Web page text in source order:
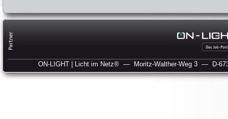
ON-LIGHT | Licht im Netz® — Moritz-Walther-Weg 3 — D-